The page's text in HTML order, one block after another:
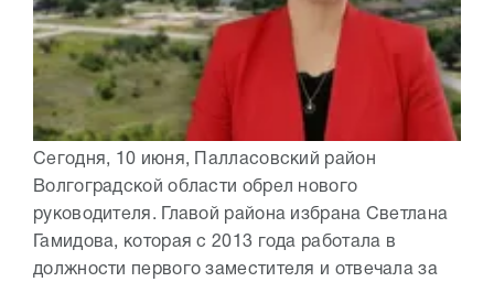
Сегодня, 10 июня, Палласовский район
Волгоградской области обрел нового
руководителя. Главой района избрана Светлана
Гамидова, которая с 2013 года работала в
должности первого заместителя и отвечала за